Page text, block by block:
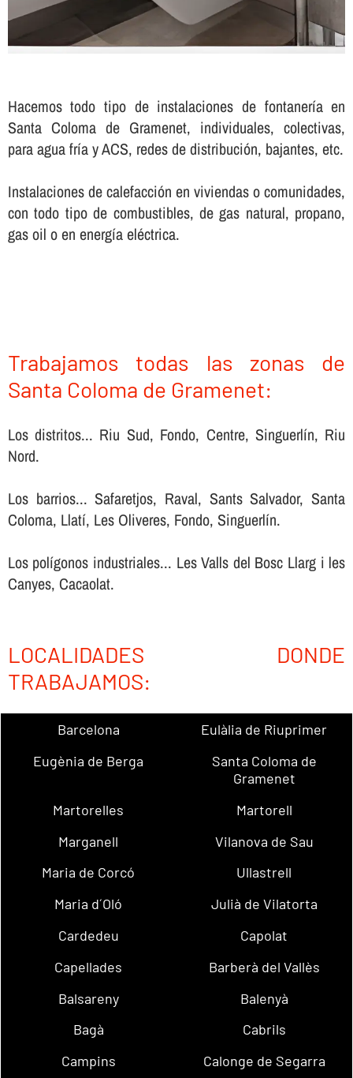
Hacemos todo tipo de instalaciones de fontanerí­a en
Santa Coloma de Gramenet, individuales, colectivas,
para agua frí­a y ACS, redes de distribución, bajantes, etc.
Instalaciones de calefacción en viviendas o comunidades,
con todo tipo de combustibles, de gas natural, propano,
gas oil o en energí­a eléctrica.
Trabajamos todas las zonas de
Santa Coloma de Gramenet:
Los distritos... Riu Sud, Fondo, Centre, Singuerlín, Riu
Nord.
Los barrios... Safaretjos, Raval, Sants Salvador, Santa
Coloma, Llatí, Les Oliveres, Fondo, Singuerlín.
Los polígonos industriales... Les Valls del Bosc Llarg i les
Canyes, Cacaolat.
LOCALIDADES DONDE
TRABAJAMOS:
Barcelona
Eulàlia de Riuprimer
Eugènia de Berga
Santa Coloma de
Gramenet
Martorelles
Martorell
Marganell
Vilanova de Sau
Maria de Corcó
Ullastrell
Maria d´Oló
Julià de Vilatorta
Cardedeu
Capolat
Capellades
Barberà del Vallès
Balsareny
Balenyà
Bagà
Cabrils
Campins
Calonge de Segarra